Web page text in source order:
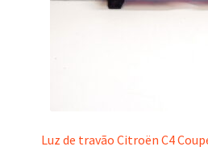
Luz de travão Citroën C4